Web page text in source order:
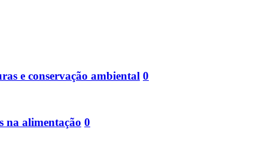
e conservação ambiental 0
na alimentação 0